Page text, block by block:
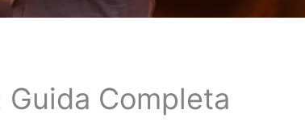
Completa